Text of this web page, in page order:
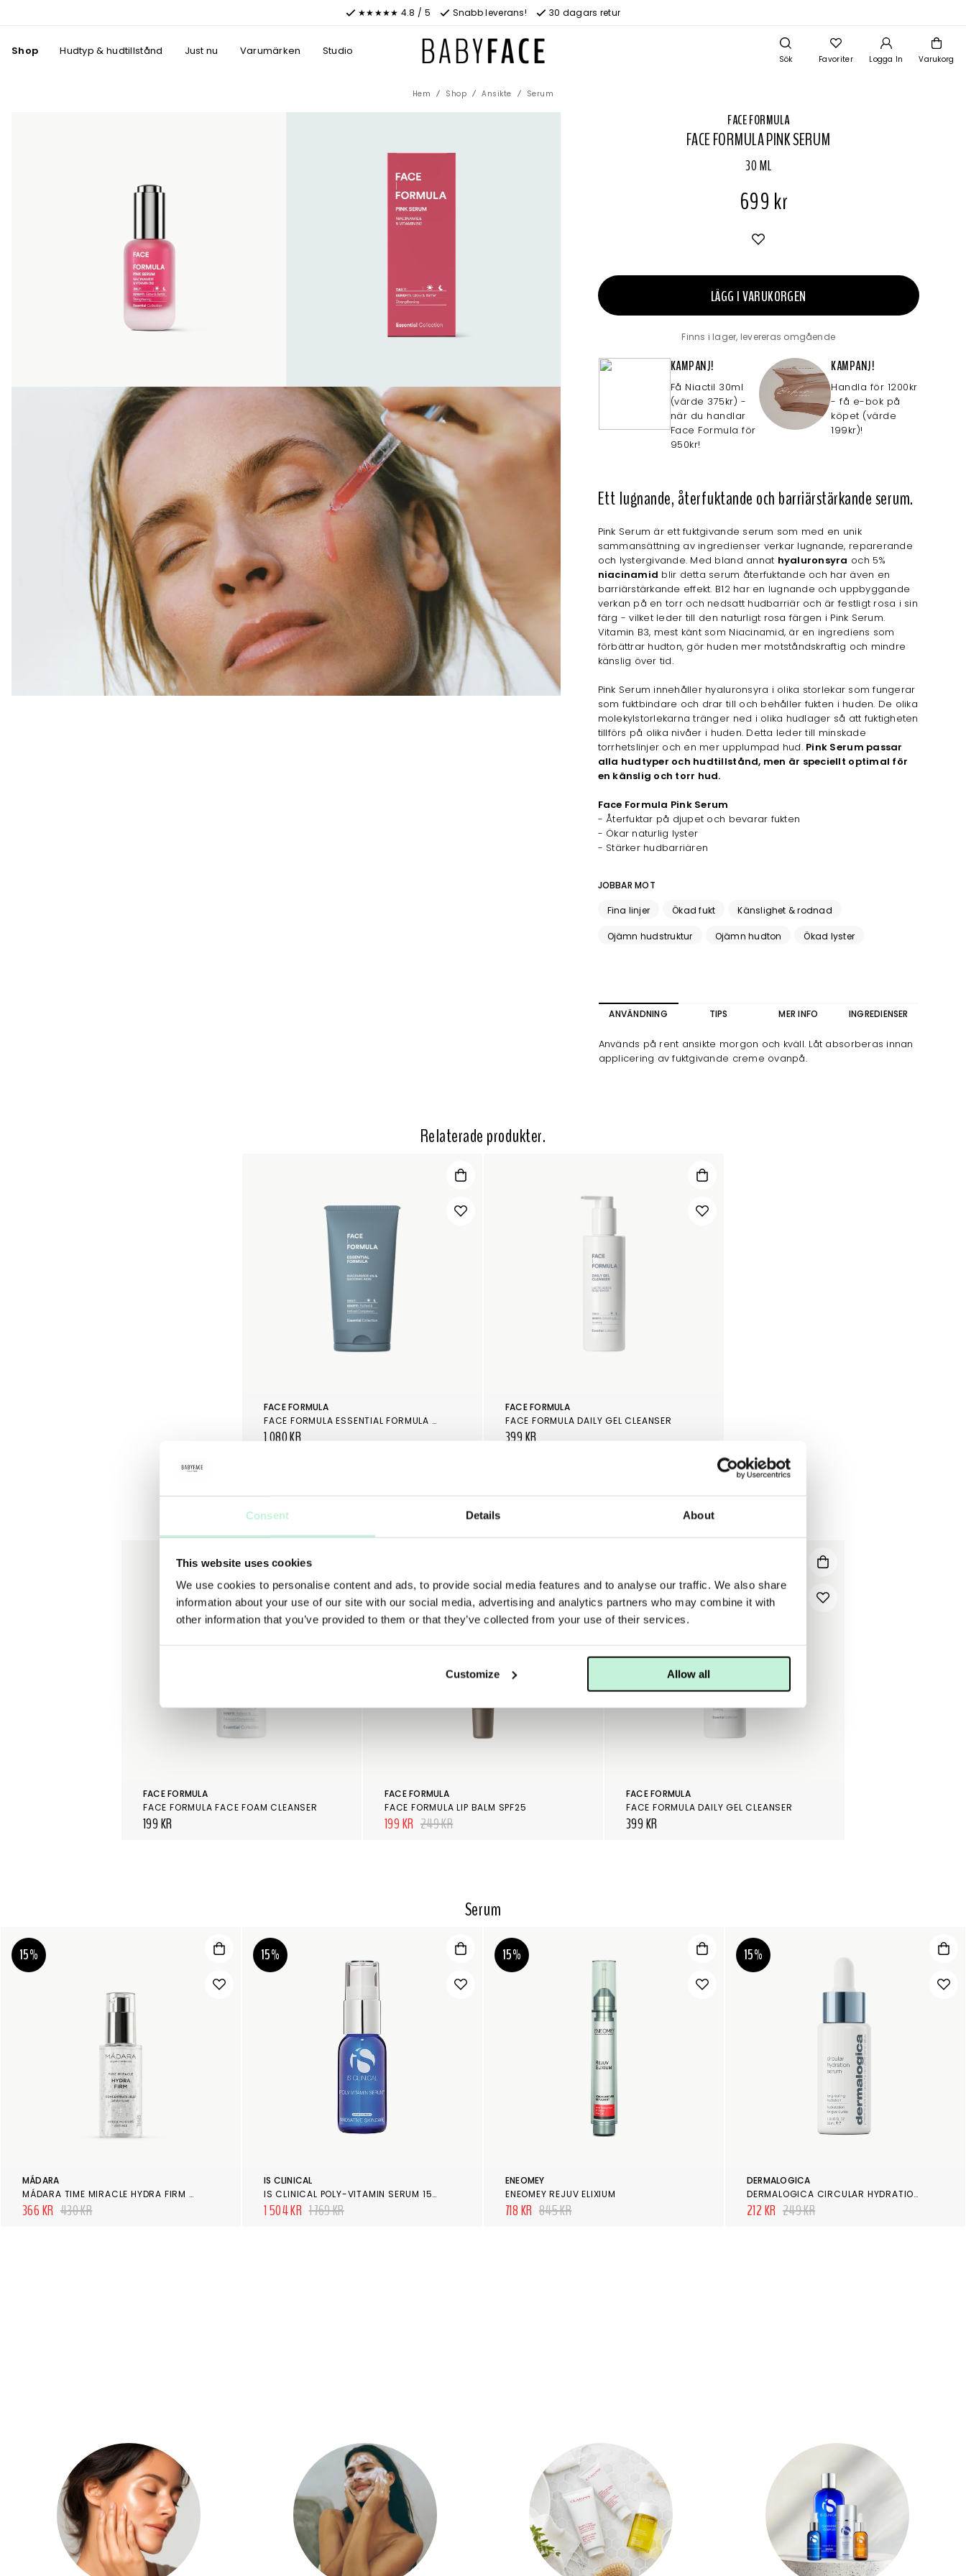
Consent Details About
This website uses cookies
We use cookies to personalise content and ads, to provide social media features and to analyse our traffic. We also share
information about your use of our site with our social media, advertising and analytics partners who may combine it with
other information that you’ve provided to them or that they’ve collected from your use of their services.
Customize Allow all
★★★★★ 4.8 / 5 Snabb leverans! 30 dagars retur
Shop Hudtyp & hudtillstånd Just nu Varumärken Studio
Varukorg
Logga In
Favoriter
Sök
Hem Shop Ansikte Serum
FACE FORMULA
FACE FORMULA PINK SERUM
30 ML
699 kr
LÄGG I VARUKORGEN
Finns i lager, levereras omgående
KAMPANJ!
Få Niactil 30ml
(värde 375kr) -
när du handlar
Face Formula för
950kr!
KAMPANJ!
Handla för 1200kr
- få e-bok på
köpet (värde
199kr)!
Ett lugnande, återfuktande och barriärstärkande serum.
Pink Serum är ett fuktgivande serum som med en unik
sammansättning av ingredienser verkar lugnande, reparerande
och lystergivande. Med bland annat hyaluronsyra och 5%
niacinamid blir detta serum återfuktande och har även en
barriärstärkande effekt. B12 har en lugnande och uppbyggande
verkan på en torr och nedsatt hudbarriär och är festligt rosa i sin
färg - vilket leder till den naturligt rosa färgen i Pink Serum.
Vitamin B3, mest känt som Niacinamid, är en ingrediens som
förbättrar hudton, gör huden mer motståndskraftig och mindre
känslig över tid.
Pink Serum innehåller hyaluronsyra i olika storlekar som fungerar
som fuktbindare och drar till och behåller fukten i huden. De olika
molekylstorlekarna tränger ned i olika hudlager så att fuktigheten
tillförs på olika nivåer i huden. Detta leder till minskade
torrhetslinjer och en mer upplumpad hud. Pink Serum passar
alla hudtyper och hudtillstånd, men är speciellt optimal för
en känslig och torr hud.
Face Formula Pink Serum
- Återfuktar på djupet och bevarar fukten
- Ökar naturlig lyster
- Stärker hudbarriären
JOBBAR MOT
Fina linjer Ökad fukt Känslighet & rodnad
Ojämn hudstruktur Ojämn hudton Ökad lyster
ANVÄNDNING TIPS MER INFO INGREDIENSER
Används på rent ansikte morgon och kväll. Låt absorberas innan
applicering av fuktgivande creme ovanpå.
Relaterade produkter.
FACE FORMULA
FACE FORMULA ESSENTIAL FORMULA 6% 100ML
1 080 KR
FACE FORMULA
FACE FORMULA DAILY GEL CLEANSER
399 KR
Köp hela rutinen – för bästa resultat
FACE FORMULA
FACE FORMULA FACE FOAM CLEANSER
199 KR
FACE FORMULA
FACE FORMULA LIP BALM SPF25
199 KR 249 KR
FACE FORMULA
FACE FORMULA DAILY GEL CLEANSER
399 KR
Serum
15%
MÁDARA
MÁDARA TIME MIRACLE HYDRA FIRM HYALURON CONCENTRATE JELLY
366 KR 430 KR
15%
IS CLINICAL
IS CLINICAL POLY-VITAMIN SERUM 15ML
1 504 KR 1 769 KR
15%
ENEOMEY
ENEOMEY REJUV ELIXIUM
718 KR 845 KR
15%
DERMALOGICA
DERMALOGICA CIRCULAR HYDRATION SERUM 10ML
212 KR 249 KR